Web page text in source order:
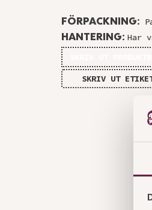
FÖRPACKNING:
HANTERING: Har
SKRIV UT